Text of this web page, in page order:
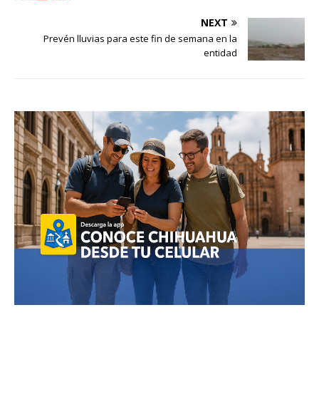
NEXT
Prevén lluvias para este fin de semana en la
entidad